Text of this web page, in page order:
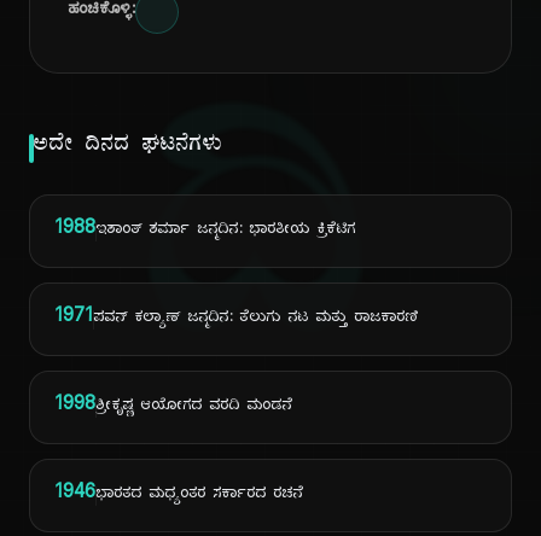
ದಿ
ಹಂಚಿಕೊಳ್ಳಿ:
ಅದೇ ದಿನದ ಘಟನೆಗಳು
1988ಇಶಾಂತ್ ಶರ್ಮಾ ಜನ್ಮದಿನ: ಭಾರತೀಯ ಕ್ರಿಕೆಟಿಗ
1971ಪವನ್ ಕಲ್ಯಾಣ್ ಜನ್ಮದಿನ: ತೆಲುಗು ನಟ ಮತ್ತು ರಾಜಕಾರಣಿ
1998ಶ್ರೀಕೃಷ್ಣ ಆಯೋಗದ ವರದಿ ಮಂಡನೆ
1946ಭಾರತದ ಮಧ್ಯಂತರ ಸರ್ಕಾರದ ರಚನೆ